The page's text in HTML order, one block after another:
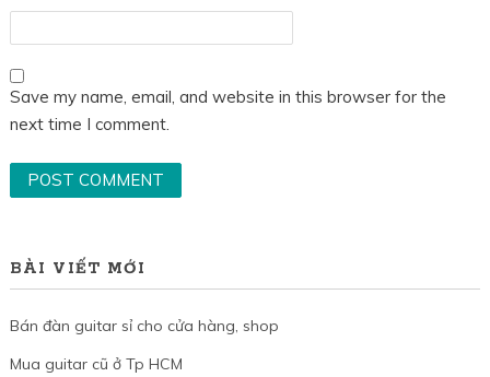
Save my name, email, and website in this browser for the
next time I comment.
BÀI VIẾT MỚI
Bán đàn guitar sỉ cho cửa hàng, shop
Mua guitar cũ ở Tp HCM